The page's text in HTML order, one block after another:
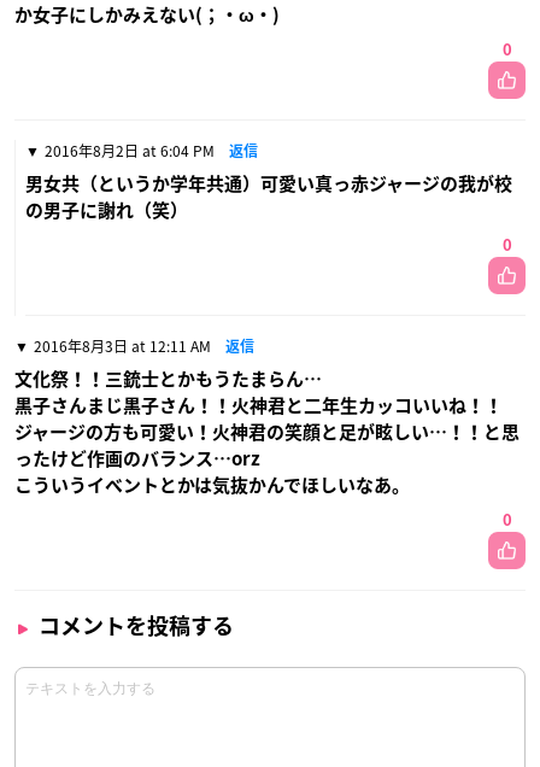
か女子にしかみえない(；・ω・)
0
2016年8月2日 at 6:04 PM 返信
男女共（というか学年共通）可愛い真っ赤ジャージの我が校
の男子に謝れ（笑）
0
2016年8月3日 at 12:11 AM 返信
文化祭！！三銃士とかもうたまらん…
黒子さんまじ黒子さん！！火神君と二年生カッコいいね！！
ジャージの方も可愛い！火神君の笑顔と足が眩しい…！！と思
ったけど作画のバランス…orz
こういうイベントとかは気抜かんでほしいなあ。
0
コメントを投稿する